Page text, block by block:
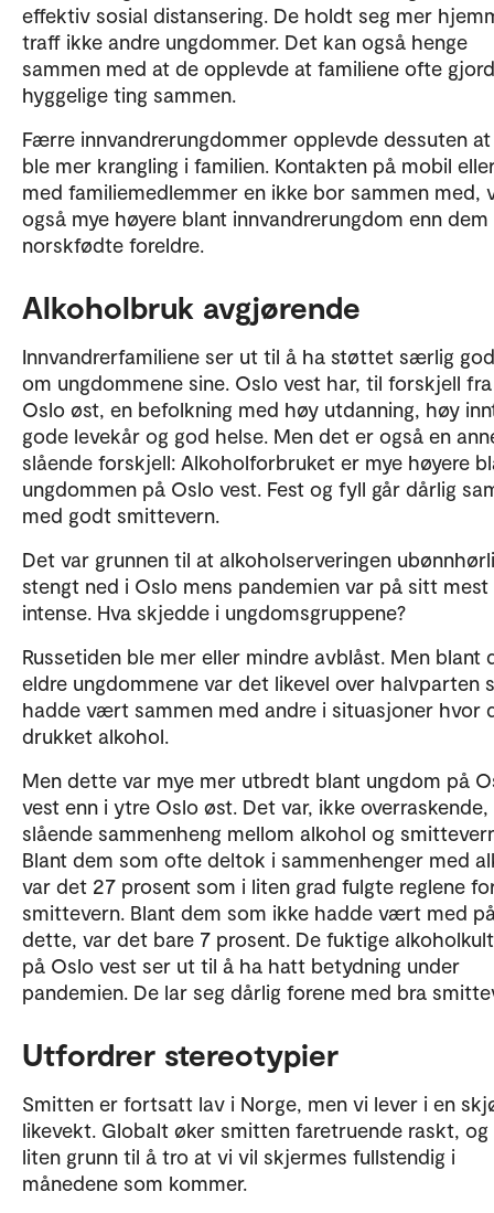
effektiv sosial distansering. De holdt seg mer
traff ikke andre ungdommer. Det kan også henge
sammen med at de opplevde at familiene ofte
hyggelige ting sammen.
Færre innvandrerungdommer opplevde dessuten
ble mer krangling i familien. Kontakten på mobil
med familiemedlemmer en ikke bor sammen med,
også mye høyere blant innvandrerungdom enn
norskfødte foreldre.
Alkoholbruk avgjørende
Innvandrerfamiliene ser ut til å ha støttet særlig
om ungdommene sine. Oslo vest har, til forskjell
Oslo øst, en befolkning med høy utdanning, høy
gode levekår og god helse. Men det er også en
slående forskjell: Alkoholforbruket er mye høyere
ungdommen på Oslo vest. Fest og fyll går dårlig
med godt smittevern.
Det var grunnen til at alkoholserveringen
stengt ned i Oslo mens pandemien var på sitt mest
intense. Hva skjedde i ungdomsgruppene?
Russetiden ble mer eller mindre avblåst. Men blant
eldre ungdommene var det likevel over halvparten
hadde vært sammen med andre i situasjoner hvor
drukket alkohol.
Men dette var mye mer utbredt blant ungdom på
vest enn i ytre Oslo øst. Det var, ikke overraskende,
slående sammenheng mellom alkohol og
Blant dem som ofte deltok i sammenhenger med
var det 27 prosent som i liten grad fulgte reglene
smittevern. Blant dem som ikke hadde vært med
dette, var det bare 7 prosent. De fuktige
på Oslo vest ser ut til å ha hatt betydning under
pandemien. De lar seg dårlig forene med bra
Utfordrer stereotypier
Smitten er fortsatt lav i Norge, men vi lever i en
likevekt. Globalt øker smitten faretruende raskt,
liten grunn til å tro at vi vil skjermes fullstendig i
månedene som kommer.